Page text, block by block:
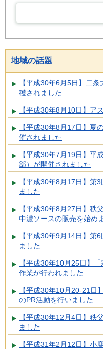
地域の話題
【平成30年6月5日】二
穫されました
【平成30年8月10日】ア
【平成30年8月17日】夏
催されました
【平成30年7月19日】平
部）が開催されました
【平成30年8月17日】第
ました
【平成30年8月27日】秩
中濃ソースの販売を始め
【平成30年9月14日】第
ました
【平成30年10月25日】
作業が行われました
【平成30年10月20-21日
のPR活動を行いました
【平成30年12月4日】秩
ました
【平成31年2月12日】小